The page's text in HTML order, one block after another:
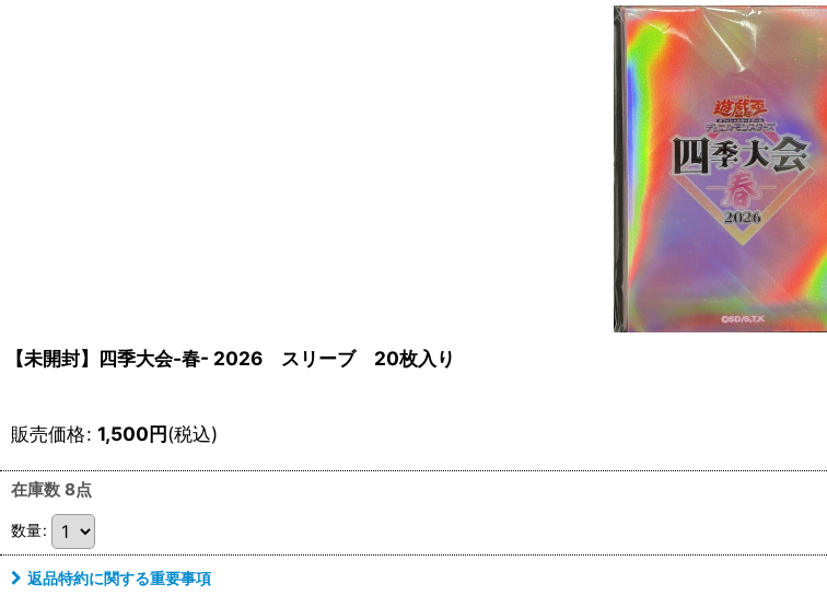
【未開封】四季大会-春- 2026 スリーブ 20枚入り
販売価格: 1,500円(税込)
在庫数 8点
数量:
返品特約に関する重要事項